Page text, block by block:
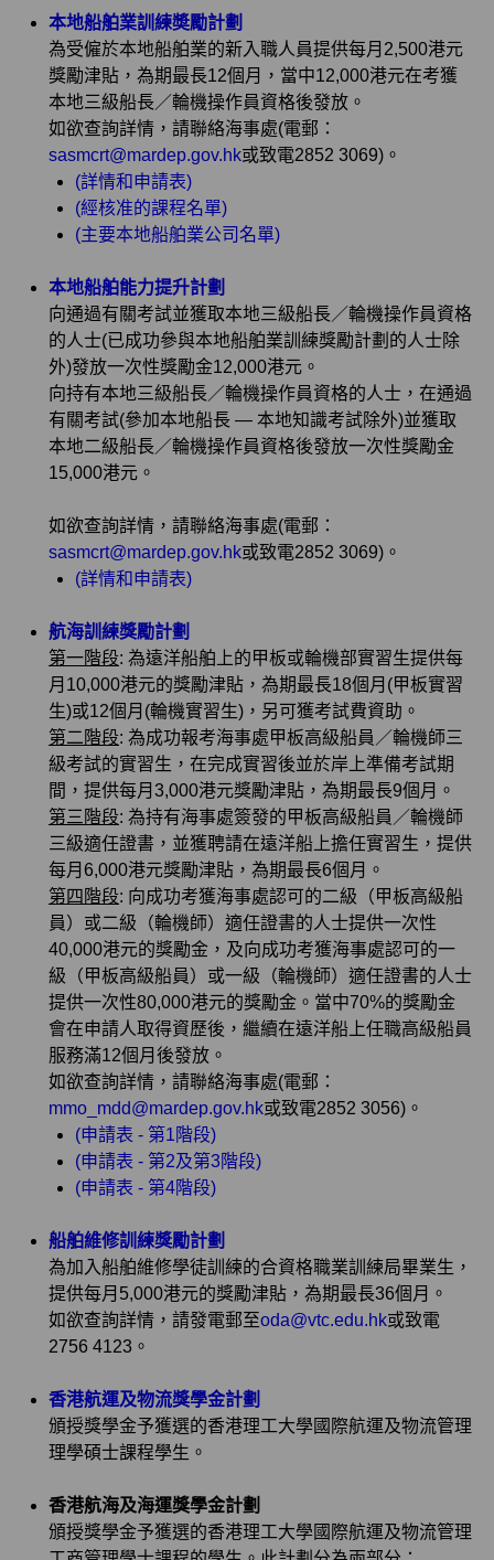
本地船舶業訓練奬勵計劃
為受僱於本地船舶業的新入職人員提供每月2,500港元
獎勵津貼，為期最長12個月，當中12,000港元在考獲
本地三級船長／輪機操作員資格後發放。
如欲查詢詳情，請聯絡海事處(電郵：
sasmcrt@mardep.gov.hk或致電2852 3069)。
(詳情和申請表)
(經核准的課程名單)
(主要本地船舶業公司名單)
本地船舶能力提升計劃
向通過有關考試並獲取本地三級船長／輪機操作員資格
的人士(已成功參與本地船舶業訓練獎勵計劃的人士除
外)發放一次性獎勵金12,000港元。
向持有本地三級船長／輪機操作員資格的人士，在通過
有關考試(參加本地船長 — 本地知識考試除外)並獲取
本地二級船長／輪機操作員資格後發放一次性獎勵金
15,000港元。
如欲查詢詳情，請聯絡海事處(電郵：
sasmcrt@mardep.gov.hk或致電2852 3069)。
(詳情和申請表)
航海訓練獎勵計劃
第一階段: 為遠洋船舶上的甲板或輪機部實習生提供每
月10,000港元的獎勵津貼，為期最長18個月(甲板實習
生)或12個月(輪機實習生)，另可獲考試費資助。
第二階段: 為成功報考海事處甲板高級船員／輪機師三
級考試的實習生，在完成實習後並於岸上準備考試期
間，提供每月3,000港元獎勵津貼，為期最長9個月。
第三階段: 為持有海事處簽發的甲板高級船員／輪機師
三級適任證書，並獲聘請在遠洋船上擔任實習生，提供
每月6,000港元獎勵津貼，為期最長6個月。
第四階段: 向成功考獲海事處認可的二級（甲板高級船
員）或二級（輪機師）適任證書的人士提供一次性
40,000港元的獎勵金，及向成功考獲海事處認可的一
級（甲板高級船員）或一級（輪機師）適任證書的人士
提供一次性80,000港元的獎勵金。當中70%的獎勵金
會在申請人取得資歷後，繼續在遠洋船上任職高級船員
服務滿12個月後發放。
如欲查詢詳情，請聯絡海事處(電郵：
mmo_mdd@mardep.gov.hk或致電2852 3056)。
(申請表 - 第1階段)
(申請表 - 第2及第3階段)
(申請表 - 第4階段)
船舶維修訓練獎勵計劃
為加入船舶維修學徒訓練的合資格職業訓練局畢業生，
提供每月5,000港元的獎勵津貼，為期最長36個月。
如欲查詢詳情，請發電郵至oda@vtc.edu.hk或致電
2756 4123。
香港航運及物流獎學金計劃
頒授獎學金予獲選的香港理工大學國際航運及物流管理
理學碩士課程學生。
香港航海及海運獎學金計劃
頒授獎學金予獲選的香港理工大學國際航運及物流管理